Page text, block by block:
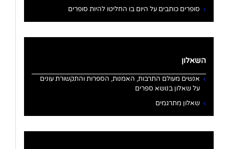
סופרים כותבים על היום בו החליטו להיות סופרים
השאלון
אנשים מעולם התרבות, האמנות, הספרות והתקשורת עונים
על שאלון בנושא ספרים
שאלון מתרגמים